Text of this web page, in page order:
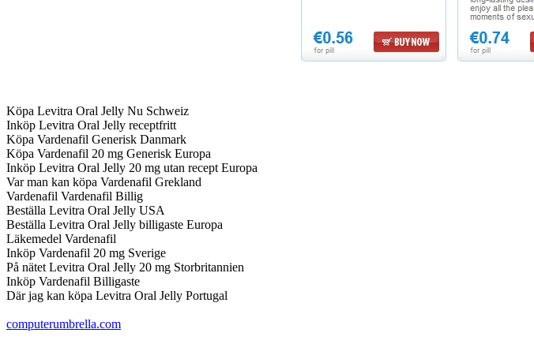
Köpa Levitra Oral Jelly Nu Schweiz
Inköp Levitra Oral Jelly receptfritt
Köpa Vardenafil Generisk Danmark
Köpa Vardenafil 20 mg Generisk Europa
Inköp Levitra Oral Jelly 20 mg utan recept Europa
Var man kan köpa Vardenafil Grekland
Vardenafil Vardenafil Billig
Beställa Levitra Oral Jelly USA
Beställa Levitra Oral Jelly billigaste Europa
Läkemedel Vardenafil
Inköp Vardenafil 20 mg Sverige
På nätet Levitra Oral Jelly 20 mg Storbritannien
Inköp Vardenafil Billigaste
Där jag kan köpa Levitra Oral Jelly Portugal
computerumbrella.com